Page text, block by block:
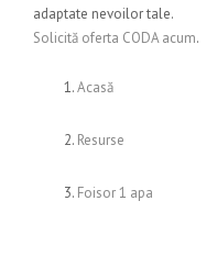
adaptate nevoilor tale.
Solicită oferta CODA acum.
Acasă
Resurse
Foisor 1 apa